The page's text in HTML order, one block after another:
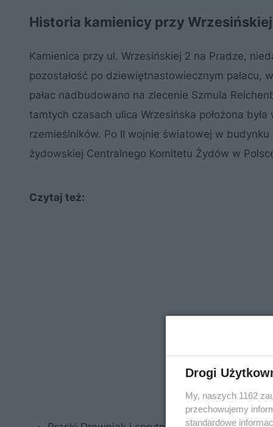
Historia kamienicy przy
Kamienica przy ul. Wrzesińskiej 2 na Pradze,
pozostałość po dziewiętnastowiecznym pałacu,
pałac nadbudowano na zlecenie Szmula
tamtych czasach ulica Wrzesińska położona
rzemieślników. Po II wojnie światowej w
żydowskiej Centralnego Komitetu Żydów w
Czytaj też:
Drogi
My, naszych 1162
przechowujemy
standardowe